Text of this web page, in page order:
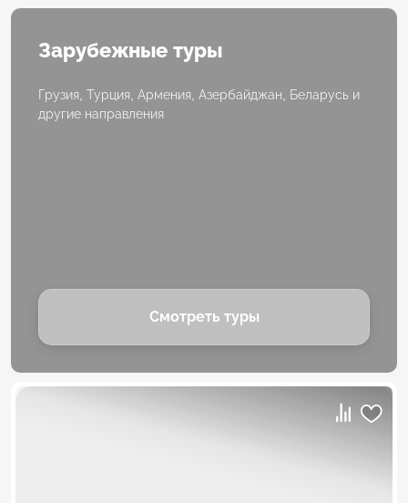
Зарубежные туры
Грузия, Турция, Армения, Азербайджан, Беларусь и
другие направления
Смотреть туры